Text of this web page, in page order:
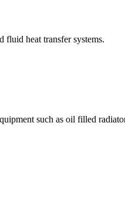
fluid heat transfer systems.
such as oil filled